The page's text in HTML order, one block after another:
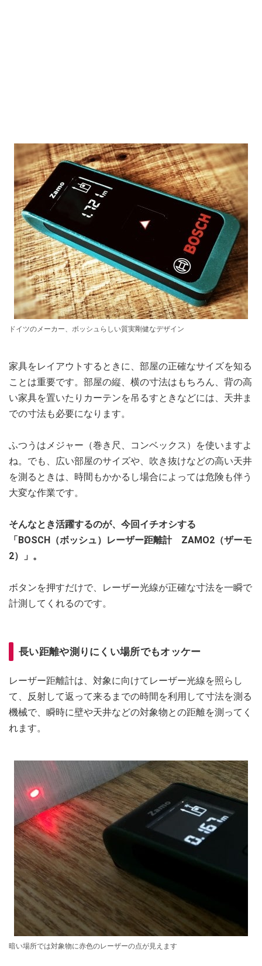
ドイツのメーカー、ボッシュらしい質実剛健なデザイン
家具をレイアウトするときに、部屋の正確なサイズを知る
ことは重要です。部屋の縦、横の寸法はもちろん、背の高
い家具を置いたりカーテンを吊るすときなどには、天井ま
での寸法も必要になります。
ふつうはメジャー（巻き尺、コンベックス）を使いますよ
ね。でも、広い部屋のサイズや、吹き抜けなどの高い天井
を測るときは、時間もかかるし場合によっては危険も伴う
大変な作業です。
そんなとき活躍するのが、今回イチオシする
「BOSCH（ボッシュ）レーザー距離計 ZAMO2（ザーモ
2）」。
ボタンを押すだけで、レーザー光線が正確な寸法を一瞬で
計測してくれるのです。
長い距離や測りにくい場所でもオッケー
レーザー距離計は、対象に向けてレーザー光線を照らし
て、反射して返って来るまでの時間を利用して寸法を測る
機械で、瞬時に壁や天井などの対象物との距離を測ってく
れます。
暗い場所では対象物に赤色のレーザーの点が見えます